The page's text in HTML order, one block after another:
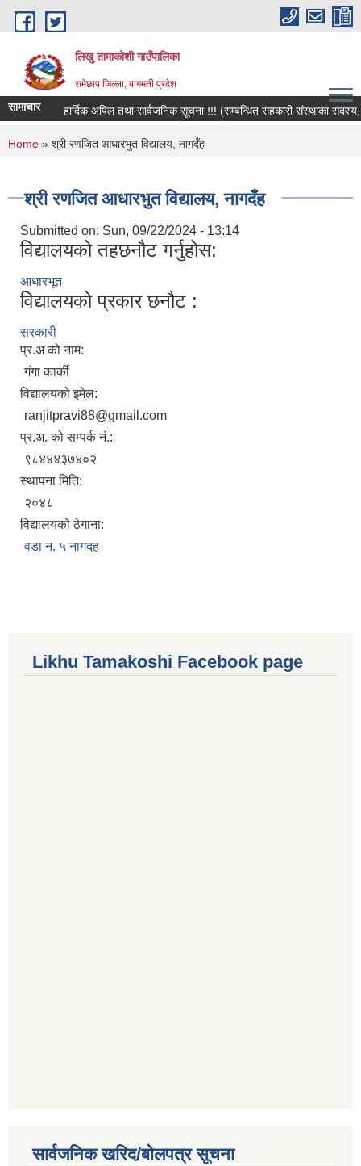
Skip to main content
लिखु तामाकोशी गाउँपालिका
रामेछाप जिल्ला, बागमती प्रदेश
सामाचार हार्दिक अपिल तथा सार्वजनिक सूचना !!! (सम्बन्धित सहकारी संस्थाका सदस्य,
You are here
Home » श्री रणजित आधारभुत विद्यालय, नागदँह
श्री रणजित आधारभुत विद्यालय, नागदँह
Submitted on: Sun, 09/22/2024 - 13:14
विद्यालयको तहछनौट गर्नुहोस:
आधारभूत
विद्यालयको प्रकार छनौट :
सरकारी
प्र.अ को नाम:
गंगा कार्की
विद्यालयको इमेल:
ranjitpravi88@gmail.com
प्र.अ. को सम्पर्क नं.:
९८४४४३७४०२
स्थापना मिति:
२०४८
विद्यालयको ठेगाना:
वडा न. ५ नागदह
Likhu Tamakoshi Facebook page
सार्वजनिक खरिद/बोलपत्र सूचना